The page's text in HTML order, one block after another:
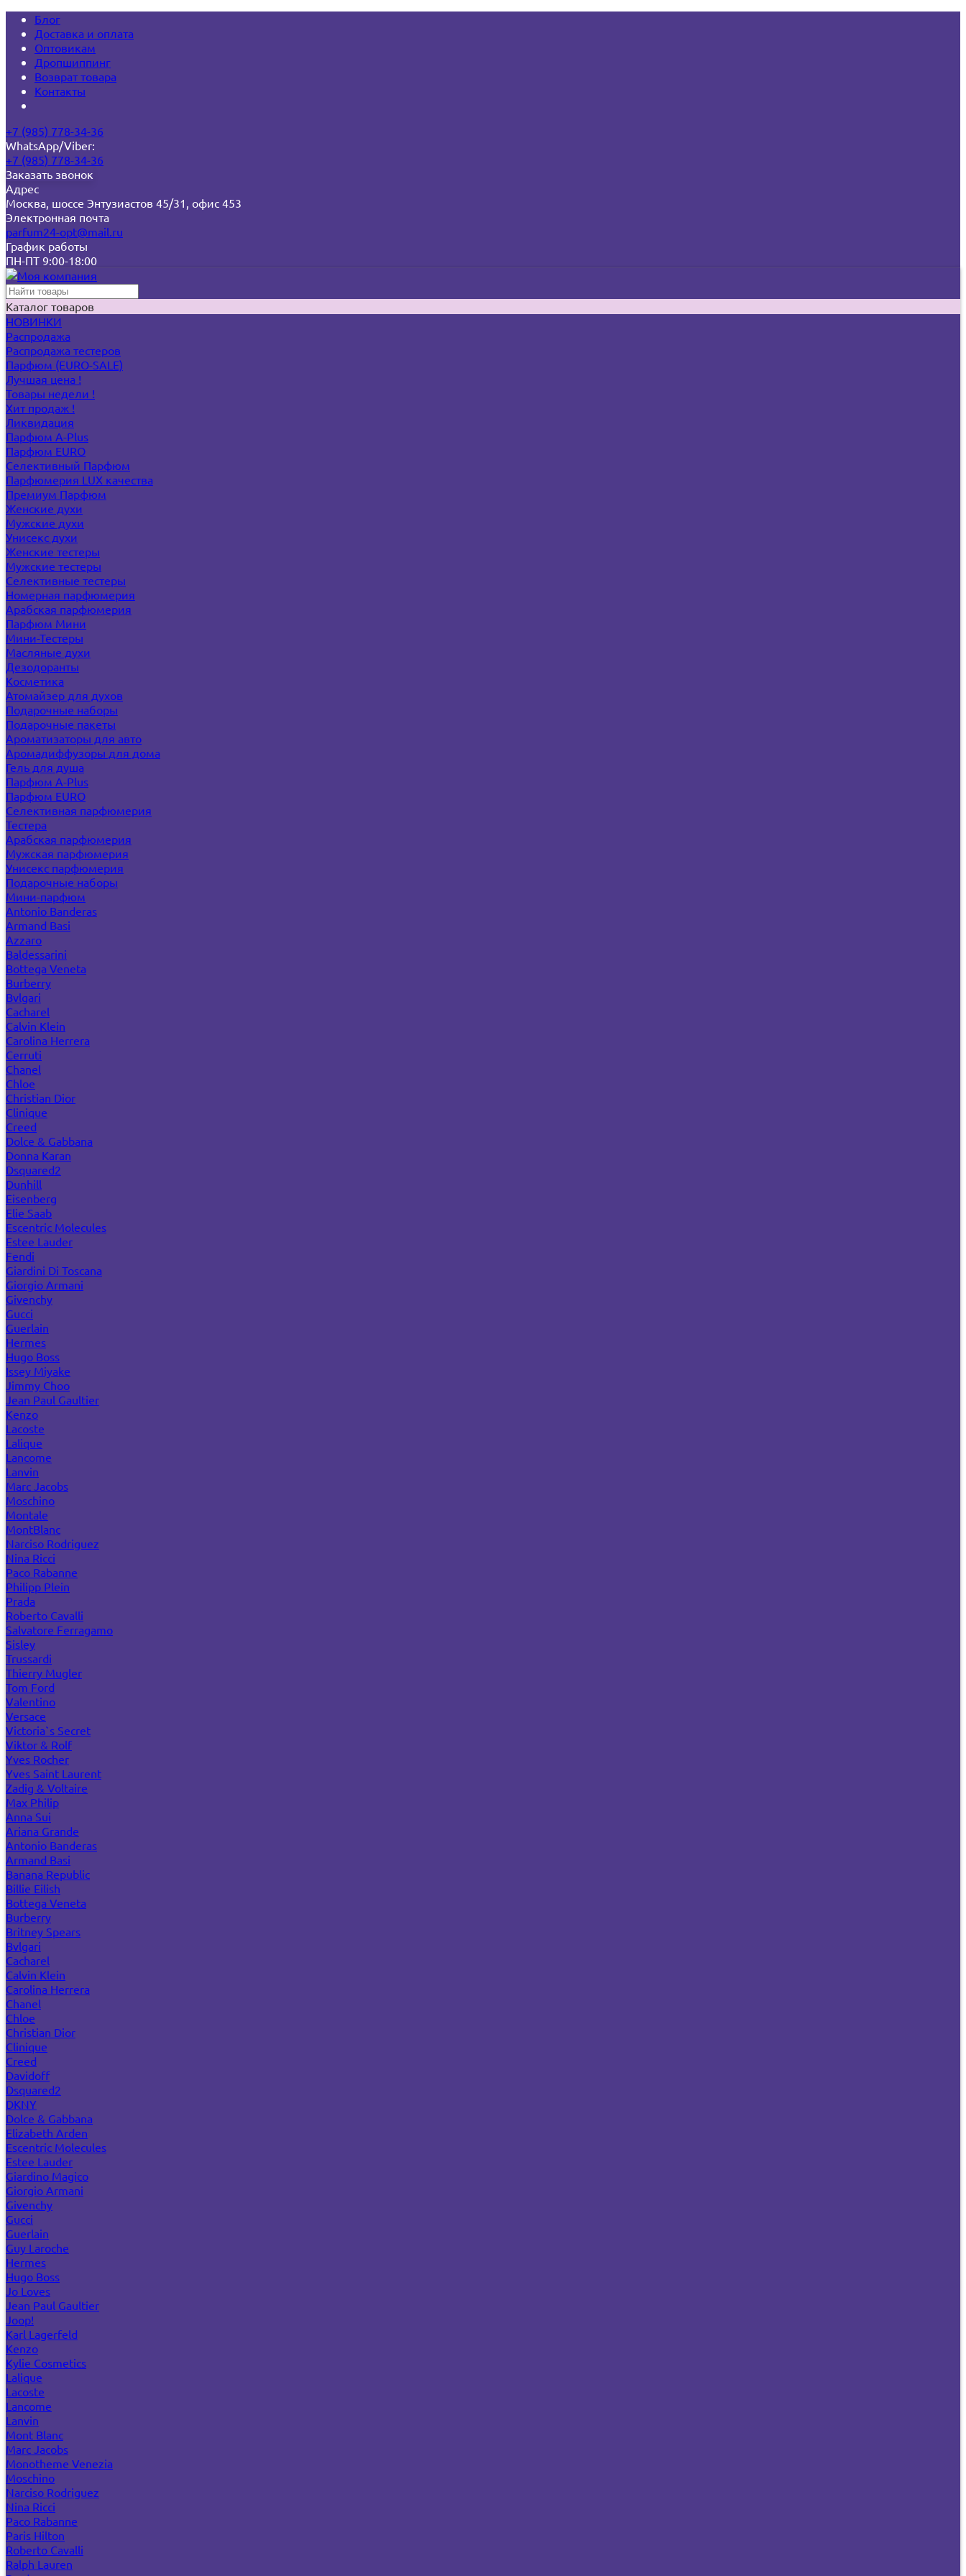
Блог
Доставка и оплата
Оптовикам
Дропшиппинг
Возврат товара
Контакты
+7 (985) 778-34-36
WhatsApp/Viber:
+7 (985) 778-34-36
Заказать звонок
Адрес
Москва, шоссе Энтузиастов 45/31, офис 453
Электронная почта
parfum24-opt@mail.ru
График работы
ПН-ПТ 9:00-18:00
Каталог товаров
НОВИНКИ
Распродажа
Распродажа тестеров
Парфюм (EURO-SALE)
Лучшая цена !
Товары недели !
Хит продаж !
Ликвидация
Парфюм A-Plus
Парфюм EURO
Селективный Парфюм
Парфюмерия LUX качества
Премиум Парфюм
Женские духи
Мужские духи
Унисекс духи
Женские тестеры
Мужские тестеры
Селективные тестеры
Номерная парфюмерия
Арабская парфюмерия
Парфюм Мини
Мини-Тестеры
Масляные духи
Дезодоранты
Косметика
Атомайзер для духов
Подарочные наборы
Подарочные пакеты
Ароматизаторы для авто
Аромадиффузоры для дома
Гель для душа
Парфюм A-Plus
Парфюм EURO
Селективная парфюмерия
Тестера
Арабская парфюмерия
Мужская парфюмерия
Унисекс парфюмерия
Подарочные наборы
Мини-парфюм
Antonio Banderas
Armand Basi
Azzaro
Baldessarini
Bottega Veneta
Burberry
Bvlgari
Cacharel
Calvin Klein
Carolina Herrera
Cerruti
Chanel
Chloe
Christian Dior
Clinique
Creed
Dolce & Gabbana
Donna Karan
Dsquared2
Dunhill
Eisenberg
Elie Saab
Escentric Molecules
Estee Lauder
Fendi
Giardini Di Toscana
Giorgio Armani
Givenchy
Gucci
Guerlain
Hermes
Hugo Boss
Issey Miyake
Jimmy Choo
Jean Paul Gaultier
Kenzo
Lacoste
Lalique
Lancome
Lanvin
Marc Jacobs
Moschino
Montale
MontBlanc
Narciso Rodriguez
Nina Ricci
Paco Rabanne
Philipp Plein
Prada
Roberto Cavalli
Salvatore Ferragamo
Sisley
Trussardi
Thierry Mugler
Tom Ford
Valentino
Versace
Victoria`s Secret
Viktor & Rolf
Yves Rocher
Yves Saint Laurent
Zadig & Voltaire
Max Philip
Anna Sui
Ariana Grande
Antonio Banderas
Armand Basi
Banana Republic
Billie Eilish
Bottega Veneta
Burberry
Britney Spears
Bvlgari
Cacharel
Calvin Klein
Carolina Herrera
Chanel
Chloe
Christian Dior
Clinique
Creed
Davidoff
Dsquared2
DKNY
Dolce & Gabbana
Elizabeth Arden
Escentric Molecules
Estee Lauder
Giardino Magico
Giorgio Armani
Givenchy
Gucci
Guerlain
Guy Laroche
Hermes
Hugo Boss
Jo Loves
Jean Paul Gaultier
Joop!
Karl Lagerfeld
Kenzo
Kylie Cosmetics
Lalique
Lacoste
Lancome
Lanvin
Mont Blanc
Marc Jacobs
Monotheme Venezia
Moschino
Narciso Rodriguez
Nina Ricci
Paco Rabanne
Paris Hilton
Roberto Cavalli
Ralph Lauren